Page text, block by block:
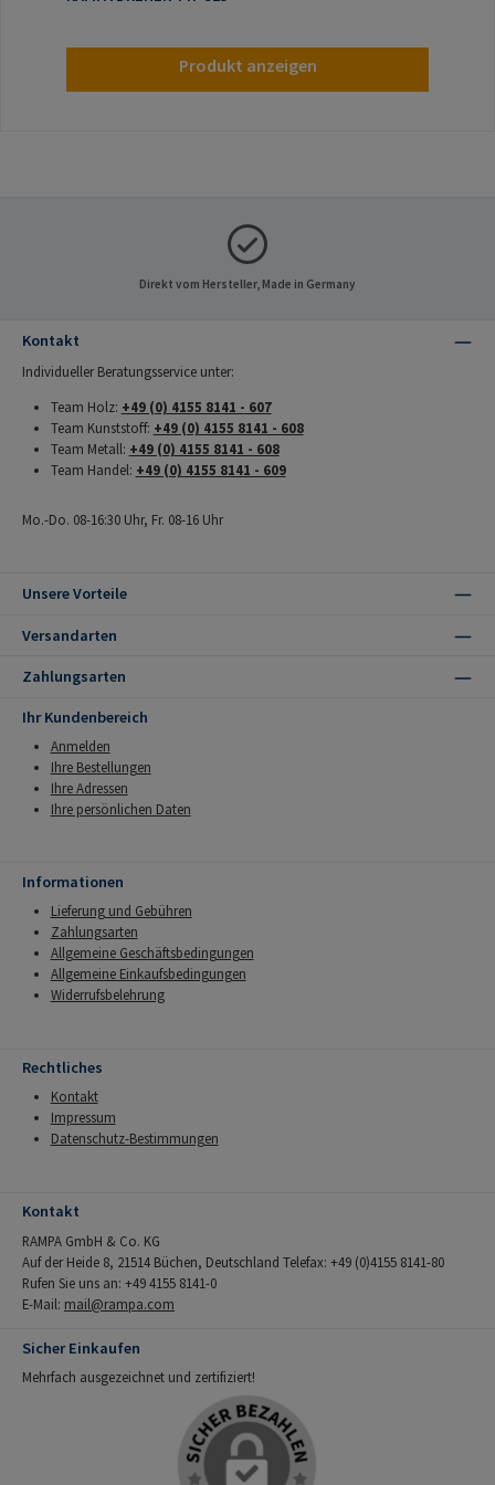
Produkt anzeigen
Direkt vom Hersteller, Made in Germany
Kontakt
Individueller Beratungsservice unter:
Team Holz: +49 (0) 4155 8141 - 607
Team Kunststoff: +49 (0) 4155 8141 - 608
Team Metall: +49 (0) 4155 8141 - 608
Team Handel: +49 (0) 4155 8141 - 609
Mo.-Do. 08-16:30 Uhr, Fr. 08-16 Uhr
Unsere Vorteile
Versandarten
Zahlungsarten
Ihr Kundenbereich
Anmelden
Ihre Bestellungen
Ihre Adressen
Ihre persönlichen Daten
Informationen
Lieferung und Gebühren
Zahlungsarten
Allgemeine Geschäftsbedingungen
Allgemeine Einkaufsbedingungen
Widerrufsbelehrung
Rechtliches
Kontakt
Impressum
Datenschutz-Bestimmungen
Kontakt
RAMPA GmbH & Co. KG
Auf der Heide 8, 21514 Büchen, Deutschland Telefax: +49 (0)4155 8141-80
Rufen Sie uns an: +49 4155 8141-0
E-Mail: mail@rampa.com
Sicher Einkaufen
Mehrfach ausgezeichnet und zertifiziert!